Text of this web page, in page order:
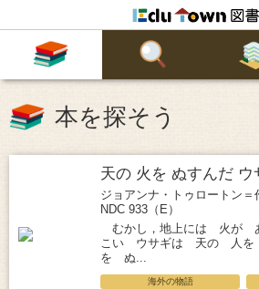
本を探そう
天の 火を ぬすんだ ウ
ジョアンナ・トゥロートン
NDC 933（E）
むかし，地上には 火が
こい ウサギは 天の 人を
を ぬ...
海外の物語